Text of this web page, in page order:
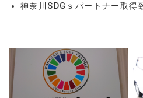
神奈川SDGｓパートナー取得